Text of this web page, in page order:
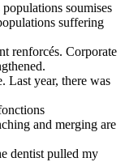
soumises
suffering
renforcés. Corporate
Last year, there was
and merging are
dentist pulled my